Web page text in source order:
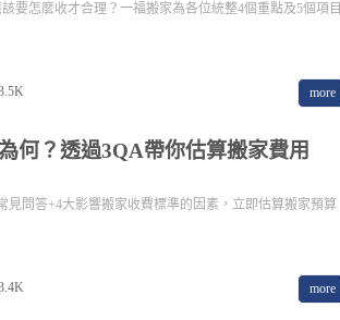
要怎麼收才合理？一福搬家為各位統整4個重點及5個項目
more
何？透過3QA帶你估算搬家費用
見問答+4大影響搬家收費標準的因素，立即估算搬家預算
more